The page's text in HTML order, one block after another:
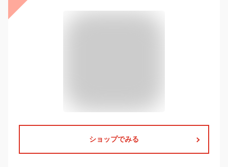
ショップでみる